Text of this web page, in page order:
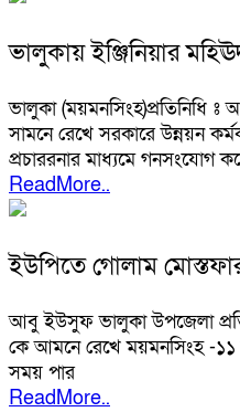
ভালুকায় ইঞ্জিনিয়ার
ভালুকা (ময়মনসিংহ)প্রতিনিধি ঃ
সামনে রেখে সরকারে উন্নয়ন
প্রচাররনার মাধ্যমে গনসংযোগ
ReadMore..
ইউপিতে গোলাম
আবু ইউসুফ ভালুকা উপজেলা
কে আমনে রেখে ময়মনসিংহ -
সময় পার
ReadMore..